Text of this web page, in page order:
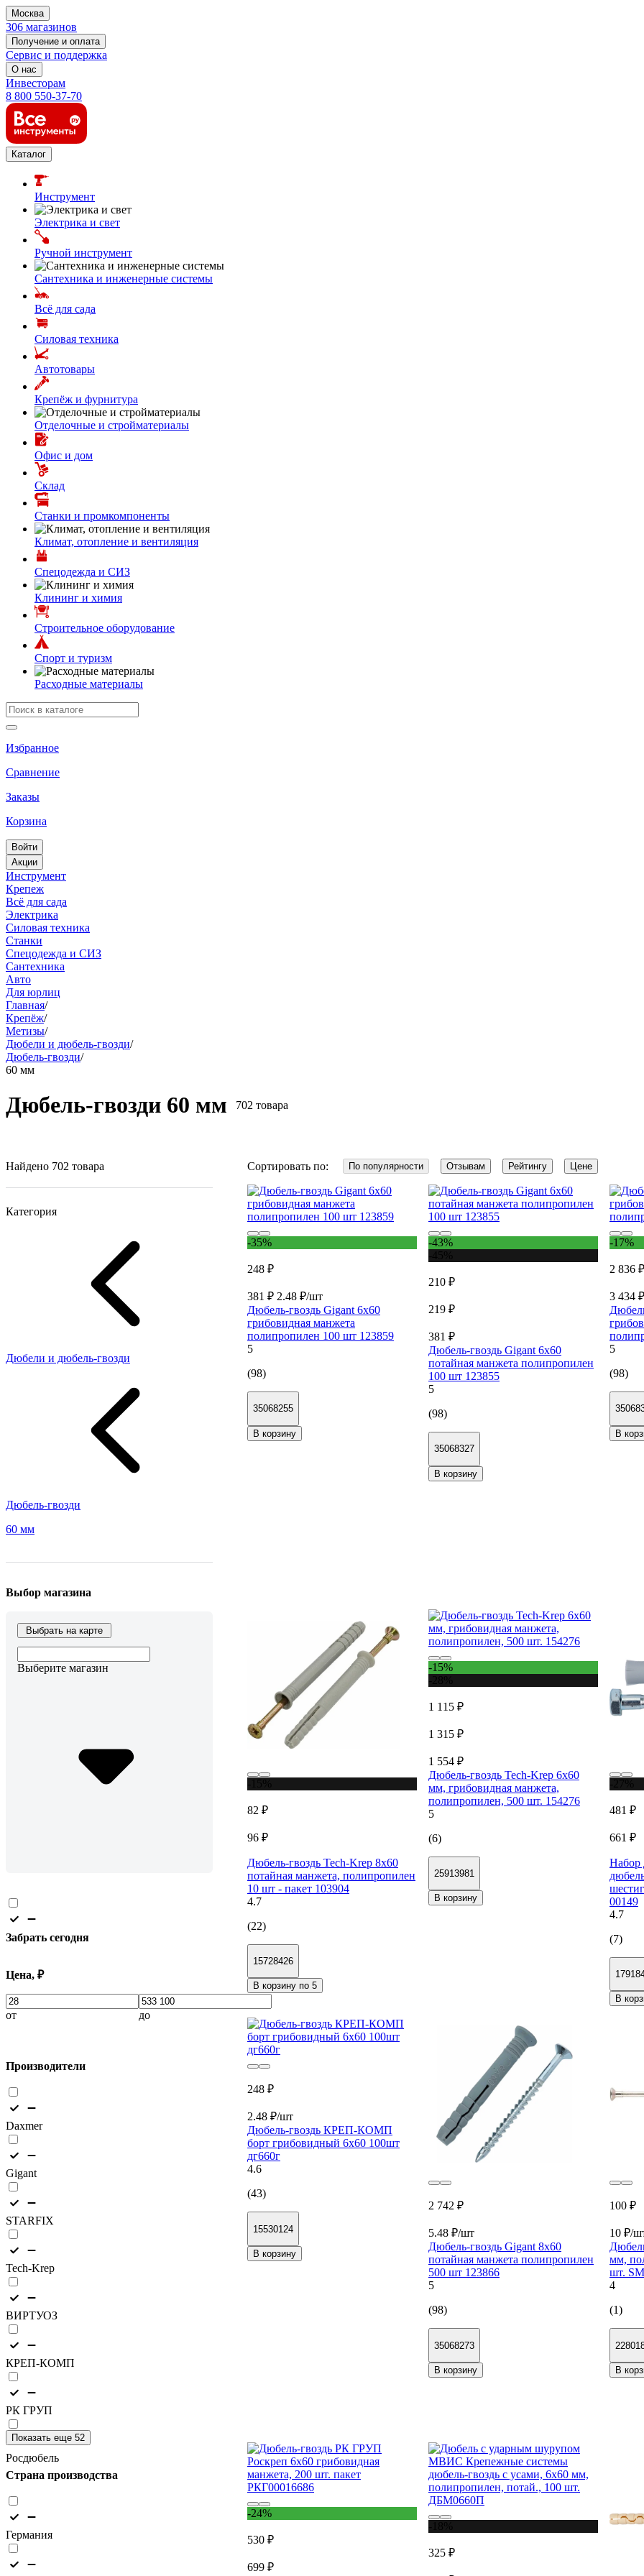
Москва
306 магазинов
Получение и оплата
Сервис и поддержка
О нас
Инвесторам
8 800 550-37-70
Каталог
Инструмент
Электрика и свет
Ручной инструмент
Сантехника и инженерные системы
Всё для сада
Силовая техника
Автотовары
Крепёж и фурнитура
Отделочные и стройматериалы
Офис и дом
Склад
Станки и промкомпоненты
Климат, отопление и вентиляция
Спецодежда и СИЗ
Клининг и химия
Строительное оборудование
Спорт и туризм
Расходные материалы
Избранное
Сравнение
Заказы
Корзина
Войти
Акции
Инструмент
Крепеж
Всё для сада
Электрика
Силовая техника
Станки
Спецодежда и СИЗ
Сантехника
Авто
Для юрлиц
Главная/
Крепёж/
Метизы/
Дюбели и дюбель-гвозди/
Дюбель-гвозди/
60 мм
Дюбель-гвозди 60 мм 702 товара
Найдено 702 товара
Категория
Дюбели и дюбель-гвозди
Дюбель-гвозди
60 мм
Выбор магазина
Выбрать на карте
Выберите магазин
Забрать сегодня
Цена, ₽
от до
Производители
Daxmer
Gigant
STARFIX
Tech-Krep
ВИРТУОЗ
КРЕП-КОМП
РК ГРУП
Росдюбель
Показать еще 52
Страна производства
Германия
Сортировать по: По популярности Отзывам Рейтингу Цене
-35%
248 ₽
381 ₽ 2.48 ₽/шт
Дюбель-гвоздь Gigant 6x60
грибовидная манжета
полипропилен 100 шт 123859
5
(98)
35068255
В корзину
-43%
210 ₽
219 ₽
381 ₽
Дюбель-гвоздь Gigant 6x60
потайная манжета полипропилен
100 шт 123855
5
(98)
35068327
В корзину
-17%
2 836 ₽
3 434
5
(98)
В
82 ₽
96 ₽
Дюбель-гвоздь Tech-Krep 8х60
потайная манжета, полипропилен
10 шт - пакет 103904
4.7
(22)
15728426
В корзину по 5
-15%
1 115 ₽
1 315 ₽
1 554 ₽
Дюбель-гвоздь Tech-Krep 6x60
мм, грибовидная манжета,
полипропилен, 500 шт. 154276
5
(6)
25913981
В корзину
481 ₽
661 ₽
Набор
00149
4.7
(7)
В
248 ₽
2.48 ₽/шт
Дюбель-гвоздь КРЕП-КОМП
борт грибовидный 6х60 100шт
дг660г
4.6
(43)
15530124
В корзину
2 742 ₽
5.48 ₽/шт
Дюбель-гвоздь Gigant 8x60
потайная манжета полипропилен
500 шт 123866
5
(98)
35068273
В корзину
100 ₽
10 ₽/
мм,
шт.
4
(1)
В
-24%
530 ₽
699 ₽
325 ₽